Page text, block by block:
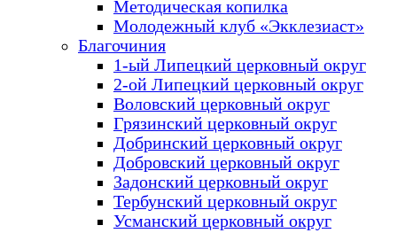
Методическая копилка
Молодежный клуб «Экклезиаст»
Благочиния
1-ый Липецкий церковный округ
2-ой Липецкий церковный округ
Воловский церковный округ
Грязинский церковный округ
Добринский церковный округ
Добровский церковный округ
Задонский церковный округ
Тербунский церковный округ
Усманский церковный округ